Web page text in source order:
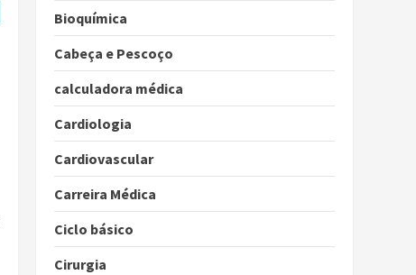
Bioquímica
Cabeça e Pescoço
calculadora médica
Cardiologia
Cardiovascular
Carreira Médica
Ciclo básico
Cirurgia